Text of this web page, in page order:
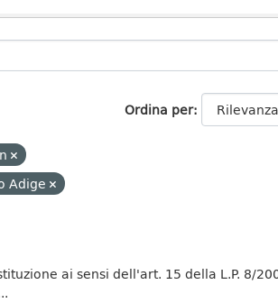
Ordina per
Adige
ai sensi dell'art. 15 della L.P. 8/